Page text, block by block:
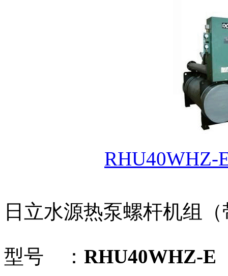
RHU40WHZ-
日立水源热泵螺杆机组
型号 ： RHU40WHZ-E